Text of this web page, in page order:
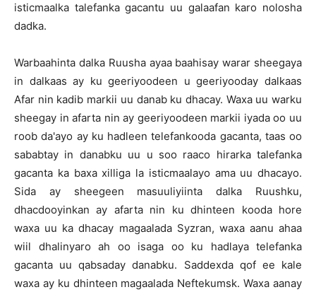
isticmaalka talefanka gacantu uu galaafan karo nolosha
dadka.
Warbaahinta dalka Ruusha ayaa baahisay warar sheegaya
in dalkaas ay ku geeriyoodeen u geeriyooday dalkaas
Afar nin kadib markii uu danab ku dhacay. Waxa uu warku
sheegay in afarta nin ay geeriyoodeen markii iyada oo uu
roob da'ayo ay ku hadleen telefankooda gacanta, taas oo
sababtay in danabku uu u soo raaco hirarka talefanka
gacanta ka baxa xilliga la isticmaalayo ama uu dhacayo.
Sida ay sheegeen masuuliyiinta dalka Ruushku,
dhacdooyinkan ay afarta nin ku dhinteen kooda hore
waxa uu ka dhacay magaalada Syzran, waxa aanu ahaa
wiil dhalinyaro ah oo isaga oo ku hadlaya telefanka
gacanta uu qabsaday danabku. Saddexda qof ee kale
waxa ay ku dhinteen magaalada Neftekumsk. Waxa aanay